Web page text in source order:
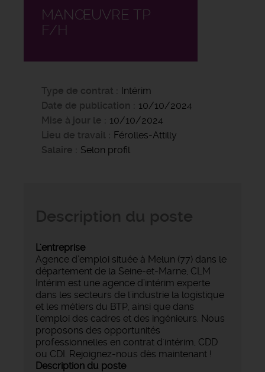
MANŒUVRE TP
F/H
Type de contrat
Intérim
Date de publication
10/10/2024
Mise à jour le
10/10/2024
Lieu de travail
Férolles-Attilly
Salaire
Selon profil
L'entreprise
Agence d’emploi située à Melun (77) dans le
département de la Seine-et-Marne, CLM
Intérim est une agence d’intérim experte
dans les secteurs de l'industrie la logistique
et les métiers du BTP, ainsi que dans
l'emploi des cadres et des ingénieurs. Nous
proposons des opportunités
professionnelles en contrat d'intérim, CDD
ou CDI. Rejoignez-nous dès maintenant !
Description du poste